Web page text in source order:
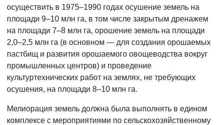
осуществить в 1975–1990 годах осушение земель на
площади 9–10 млн га, в том числе закрытым дренажем
на площади 7–8 млн га, орошение земель на площади
2,0–2,5 млн га (в основном — для создания орошаемых
пастбищ и развития орошаемого овощеводства вокруг
промышленных центров) и проведение
культуртехнических работ на землях, не требующих
осушения, на площади 8–10 млн га.
Мелиорация земель должна была выполнять в едином
комплексе с мероприятиями по сельскохозяйственному